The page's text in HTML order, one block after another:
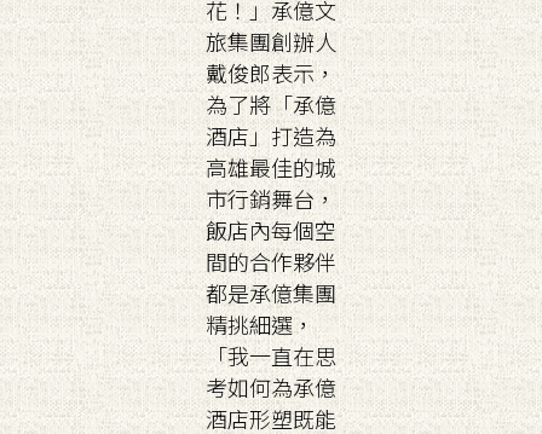
花！」承億文
旅集團創辦人
戴俊郎表示，
為了將「承億
酒店」打造為
高雄最佳的城
市行銷舞台，
飯店內每個空
間的合作夥伴
都是承億集團
精挑細選，
「我一直在思
考如何為承億
酒店形塑既能